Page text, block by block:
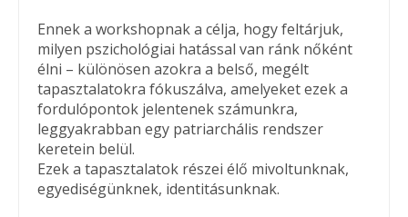
Ennek a workshopnak a célja, hogy feltárjuk,
milyen pszichológiai hatással van ránk nőként
élni – különösen azokra a belső, megélt
tapasztalatokra fókuszálva, amelyeket ezek a
fordulópontok jelentenek számunkra,
leggyakrabban egy patriarchális rendszer
keretein belül.
Ezek a tapasztalatok részei élő mivoltunknak,
egyediségünknek, identitásunknak.